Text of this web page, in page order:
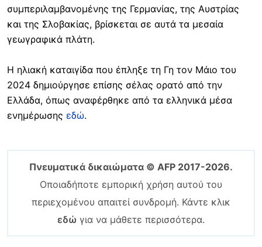
συμπεριλαμβανομένης της Γερμανίας, της Αυστρίας
και της Σλοβακίας, βρίσκεται σε αυτά τα μεσαία
γεωγραφικά πλάτη.
Η ηλιακή καταιγίδα που έπληξε τη Γη τον Μάιο του
2024 δημιούργησε επίσης σέλας ορατό από την
Ελλάδα, όπως αναφέρθηκε από τα ελληνικά μέσα
ενημέρωσης εδώ.
Πνευματικά δικαιώματα © AFP 2017-2026.
Οποιαδήποτε εμπορική χρήση αυτού του
περιεχομένου απαιτεί συνδρομή. Κάντε κλικ
εδώ για να μάθετε περισσότερα.